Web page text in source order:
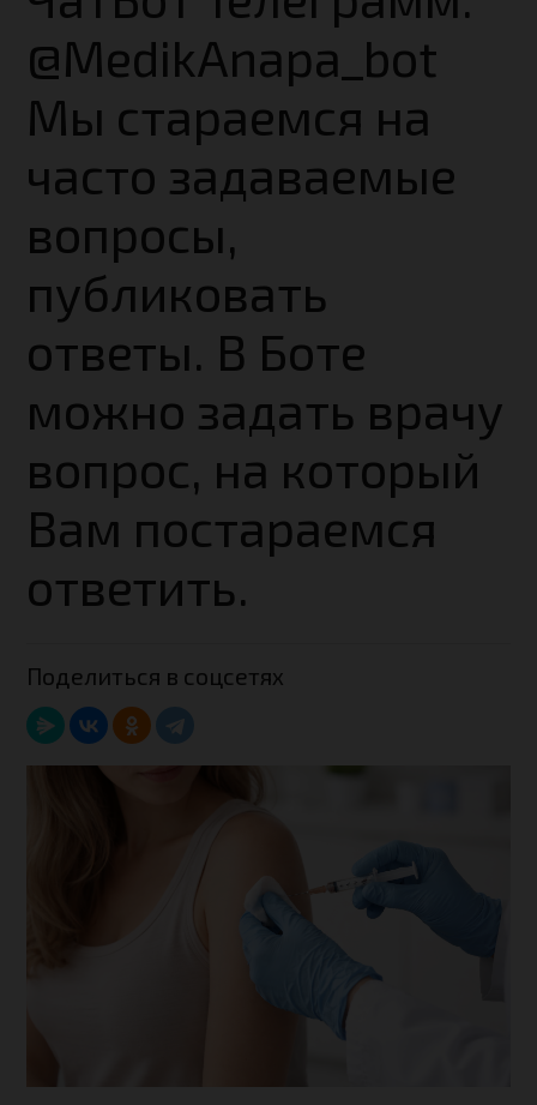
@MedikAnapa_bot
Мы стараемся на
часто задаваемые
вопросы,
публиковать
ответы. В Боте
можно задать врачу
вопрос, на который
Вам постараемся
ответить.
Поделиться в соцсетях